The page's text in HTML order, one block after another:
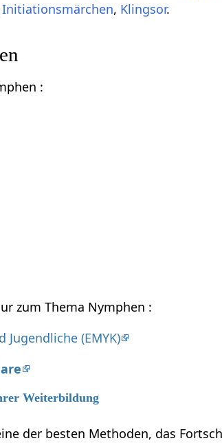
Initiationsmärchen, Klingsor.
:
zum Thema Nymphen :
(EMYK)
Weiterbildung
der besten Methoden, das